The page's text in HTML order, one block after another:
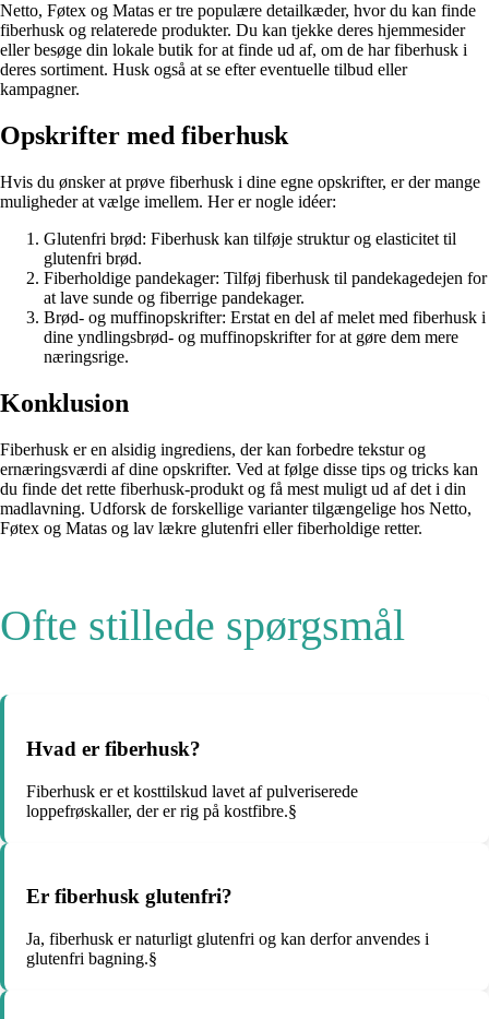
Netto, Føtex og Matas er tre populære detailkæder, hvor du kan finde
fiberhusk og relaterede produkter. Du kan tjekke deres hjemmesider
eller besøge din lokale butik for at finde ud af, om de har fiberhusk i
deres sortiment. Husk også at se efter eventuelle tilbud eller
kampagner.
Opskrifter med fiberhusk
Hvis du ønsker at prøve fiberhusk i dine egne opskrifter, er der mange
muligheder at vælge imellem. Her er nogle idéer:
Glutenfri brød: Fiberhusk kan tilføje struktur og elasticitet til
glutenfri brød.
Fiberholdige pandekager: Tilføj fiberhusk til pandekagedejen for
at lave sunde og fiberrige pandekager.
Brød- og muffinopskrifter: Erstat en del af melet med fiberhusk i
dine yndlingsbrød- og muffinopskrifter for at gøre dem mere
næringsrige.
Konklusion
Fiberhusk er en alsidig ingrediens, der kan forbedre tekstur og
ernæringsværdi af dine opskrifter. Ved at følge disse tips og tricks kan
du finde det rette fiberhusk-produkt og få mest muligt ud af det i din
madlavning. Udforsk de forskellige varianter tilgængelige hos Netto,
Føtex og Matas og lav lækre glutenfri eller fiberholdige retter.
Ofte stillede spørgsmål
Hvad er fiberhusk?
Fiberhusk er et kosttilskud lavet af pulveriserede
loppefrøskaller, der er rig på kostfibre.§
Er fiberhusk glutenfri?
Ja, fiberhusk er naturligt glutenfri og kan derfor anvendes i
glutenfri bagning.§